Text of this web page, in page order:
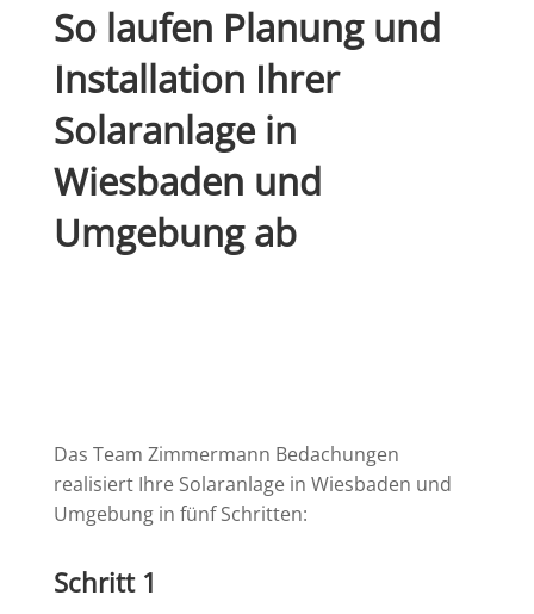
So laufen Planung und
Installation Ihrer
Solaranlage in
Wiesbaden und
Umgebung ab
Das Team Zimmermann Bedachungen
realisiert Ihre Solaranlage in Wiesbaden und
Umgebung in fünf Schritten:
Schritt 1